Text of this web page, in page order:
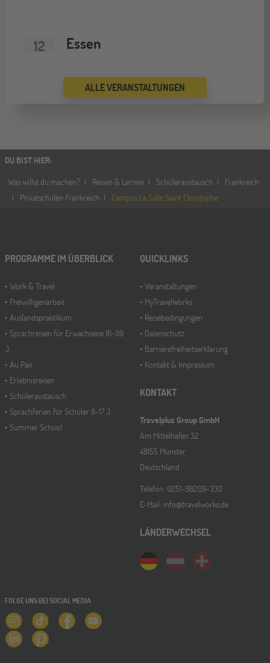
12 Essen
19
SEP
Köln
Jugendbildungsmesse JuBi
SEP Jugendbildungsmesse JuBi
26
SEP Jugendbildungsmesse JuBi
26
SEP Jugendbildungsmesse JuBi
Schüleraustausch-Infoabend (Nordamerika)
17
OKT
Stuttgart
ALLE VERANSTALTUNGEN
DU BIST HIER:
Was willst du machen?
Reisen & Lernen Schüleraustausch
Frankreich
Privatschulen Frankreich
Campus La Salle Saint Christophe
PROGRAMME IM ÜBERBLICK
Work & Travel
Freiwilligenarbeit
Auslandspraktikum
Sprachreisen für Erwachsene 16-99
J.
Au Pair
Erlebnisreisen
Schüleraustausch
Sprachferien für Schüler 8-17 J.
Summer School
QUICKLINKS
Veranstaltungen
MyTravelWorks
Reisebedingungen
Datenschutz
Barrierefreiheitserklärung
Kontakt & Impressum
KONTAKT
Travelplus Group GmbH
Am Mittelhafen 32
48155 Münster
Deutschland
Telefon: 0251-98209-330
E-Mail: info@travelworks.de
LÄNDERWECHSEL
FOLGE UNS BEI SOCIAL MEDIA